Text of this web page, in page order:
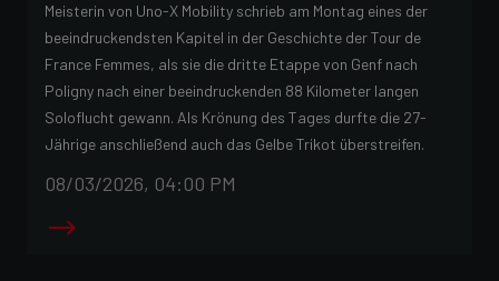
Meisterin von Uno-X Mobility schrieb am Montag eines der
beeindruckendsten Kapitel in der Geschichte der Tour de
France Femmes, als sie die dritte Etappe von Genf nach
Poligny nach einer beeindruckenden 88 Kilometer langen
Soloflucht gewann. Als Krönung des Tages durfte die 27-
Jährige anschließend auch das Gelbe Trikot überstreifen.
08/03/2026, 04:00 PM